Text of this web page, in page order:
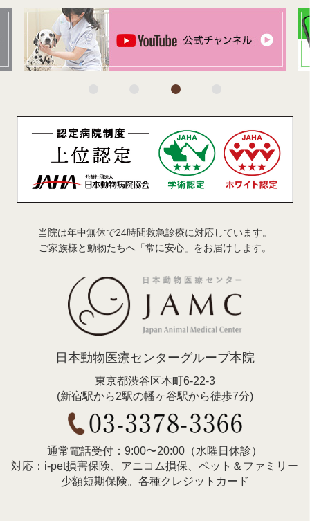
当院は年中無休で24時間救急診療に対応しています。
ご家族様と動物たちへ「常に安心」をお届けします。
日本動物医療センターグループ本院
東京都渋谷区本町6-22-3
(新宿駅から2駅の幡ヶ谷駅から徒歩7分)
通常電話受付：9:00〜20:00（水曜日休診）
対応：i-pet損害保険、アニコム損保、ペット＆ファミリー
少額短期保険。各種クレジットカード